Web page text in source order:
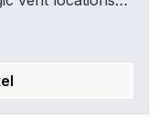
Floating chin-
CSA, HECC,